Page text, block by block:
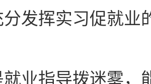
发挥实习促就业
就业指导拨迷雾，